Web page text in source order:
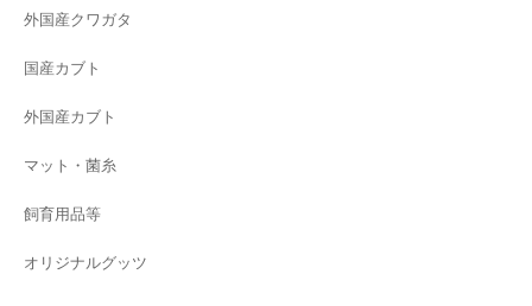
外国産クワガタ
国産カブト
外国産カブト
マット・菌糸
飼育用品等
オリジナルグッツ